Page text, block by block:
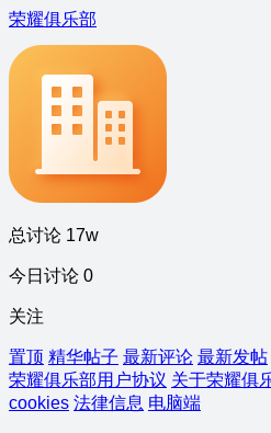
荣耀俱乐部
总讨论 17w
今日讨论 0
关注
置顶 精华帖子 最新评论 最新发帖
荣耀俱乐部用户协议 关于荣耀俱
cookies 法律信息 电脑端